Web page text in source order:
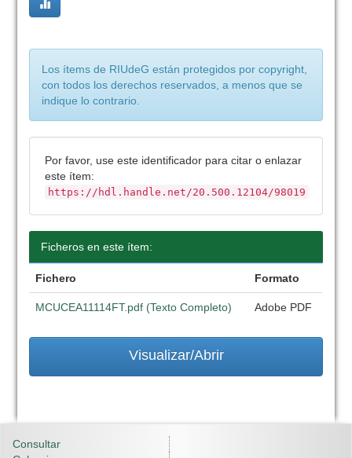
Los ítems de RIUdeG están protegidos por copyright,
con todos los derechos reservados, a menos que se
indique lo contrario.
Por favor, use este identificador para citar o enlazar
este ítem:
https://hdl.handle.net/20.500.12104/98019
Ficheros en este ítem:
Fichero Formato
MCUCEA11114FT.pdf (Texto Completo) Adobe PDF
Visualizar/Abrir
Consultar